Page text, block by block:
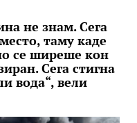
не знам. Сега
таму каде
се ширеше кон
Сега стигна
вода“, вели